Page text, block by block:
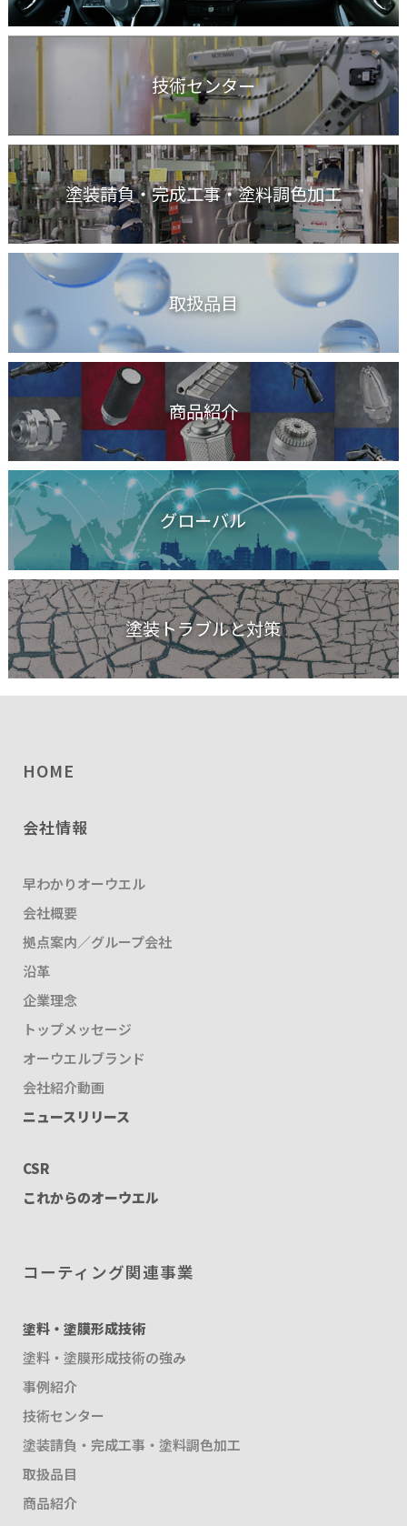
技術センター
塗装請負・完成工事・塗料調色加工
取扱品目
商品紹介
グローバル
塗装トラブルと対策
HOME
会社情報
早わかりオーウエル
会社概要
拠点案内／グループ会社
沿革
企業理念
トップメッセージ
オーウエルブランド
会社紹介動画
ニュースリリース
CSR
これからのオーウエル
コーティング関連事業
塗料・塗膜形成技術
塗料・塗膜形成技術の強み
事例紹介
技術センター
塗装請負・完成工事・塗料調色加工
取扱品目
商品紹介